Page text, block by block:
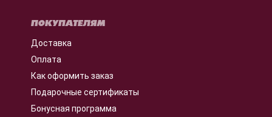
ПОКУПАТЕЛЯМ
Доставка
Оплата
Как оформить заказ
Подарочные сертификаты
Бонусная программа